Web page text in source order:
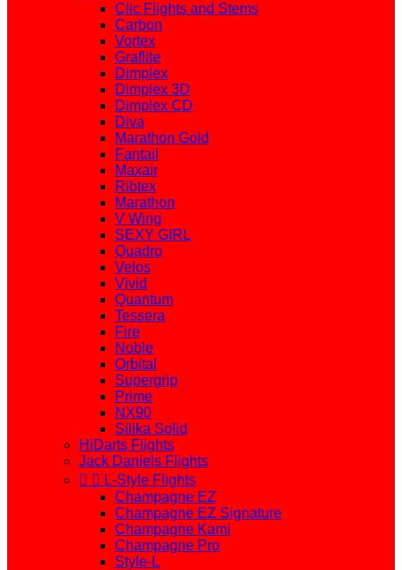
Clic Flights and Stems
Carbon
Vortex
Graflite
Dimplex
Dimplex 3D
Dimplex CD
Diva
Marathon Gold
Fantail
Maxair
Ribtex
Marathon
V Wing
SEXY GIRL
Quadro
Velos
Vivid
Quantum
Tessera
Fire
Noble
Orbital
Supergrip
Prime
NX90
Silika Solid
HiDarts Flights
Jack Daniels Flights
  L-Style Flights
Champagne EZ
Champagne EZ Signature
Champagne Kami
Champagne Pro
Style-L